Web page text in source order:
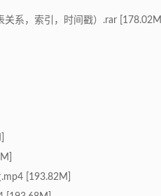
系，索引，时间戳）.rar [178.02M]
[193.82M]